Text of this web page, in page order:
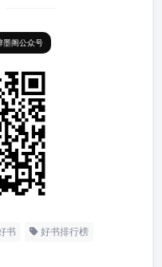
墨阁公众号
书 好书排行榜